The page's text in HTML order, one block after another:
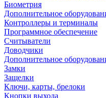
Биометрия
Дополнительное
Контроллеры и терминалы
Программное обеспечение
Считыватели
Доводчики
Дополнительное
Замки
Защелки
Ключи, карты, брелоки
Кнопки выхода